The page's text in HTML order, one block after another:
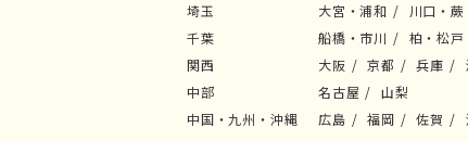
埼玉
大宮・浦和 川口・蕨
千葉
船橋・市川 柏・松戸
関西
大阪 京都 兵庫
中部
名古屋
山梨
中国・九州・沖縄
広島 福岡 佐賀